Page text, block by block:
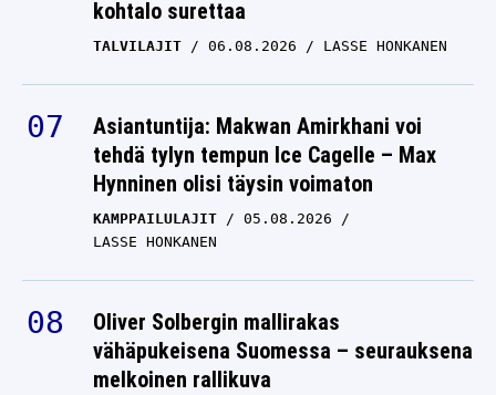
kohtalo surettaa
TALVILAJIT 06.08.2026 LASSE HONKANEN
Asiantuntija: Makwan Amirkhani voi
tehdä tylyn tempun Ice Cagelle – Max
Hynninen olisi täysin voimaton
KAMPPAILULAJIT
05.08.2026
LASSE HONKANEN
Oliver Solbergin mallirakas
vähäpukeisena Suomessa – seurauksena
melkoinen rallikuva